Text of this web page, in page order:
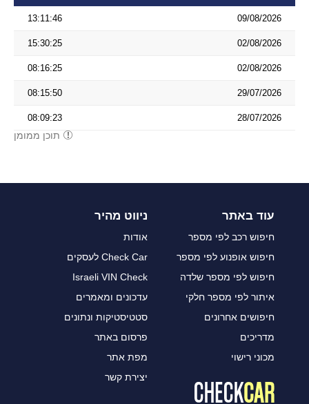
09/08/2026
13:11:46
02/08/2026
15:30:25
02/08/2026
08:16:25
29/07/2026
08:15:50
28/07/2026
08:09:23
תוכן ממומן
עוד באתר
חיפוש רכב לפי מספר
חיפוש אופנוע לפי מספר
חיפוש לפי מספר שלדה
איתור לפי מספר חלקי
חיפושים אחרונים
מדריכים
מכוני רישוי
ניווט מהיר
אודות
Check Car לעסקים
Israeli VIN Check
עדכונים ומאמרים
סטטיסטיקות ונתונים
פרסום באתר
מפת אתר
יצירת קשר